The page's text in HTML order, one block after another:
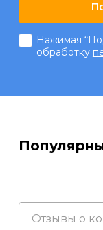
Нажимая
обработку
Отзывы о